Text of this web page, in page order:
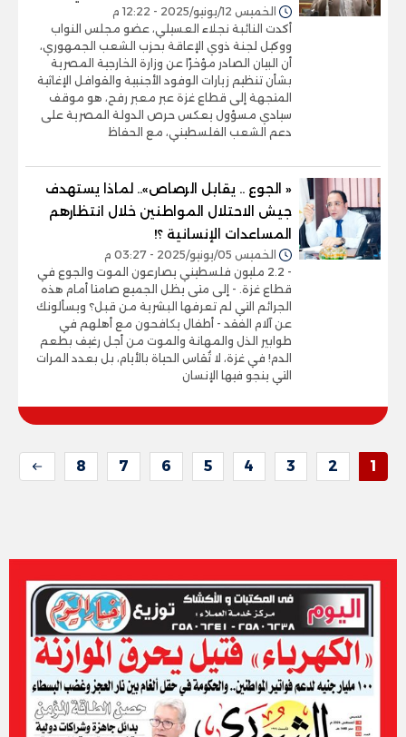
الخميس 12/يونيو/2025 - 12:22 م
أكدت النائبة نجلاء العسيلي، عضو مجلس النواب
ووكيل لجنة ذوي الإعاقة بحزب الشعب الجمهوري،
أن البيان الصادر مؤخرًا عن وزارة الخارجية المصرية
بشأن تنظيم زيارات الوفود الأجنبية والقوافل الإغاثية
المتجهة إلى قطاع غزة عبر معبر رفح، هو موقف
سيادي مسؤول يعكس حرص الدولة المصرية على
دعم الشعب الفلسطيني، مع الحفاظ
« الجوع .. يقابل الرصاص».. لماذا يستهدف
جيش الاحتلال المواطنين خلال انتظارهم
المساعدات الإنسانية ؟!
الخميس 05/يونيو/2025 - 03:27 م
- 2.2 مليون فلسطيني يصارعون الموت والجوع في
قطاع غزة. - إلى متى يظل الجميع صامتا أمام هذه
الجرائم التي لم تعرفها البشرية من قبل؟ ويسألونك
عن آلام الفقد - أطفال يكافحون مع أهلهم في
طوابير الذل والمهانة والموت من أجل رغيف بطعم
الدم! في غزة، لا تُقاس الحياة بالأيام، بل بعدد المرات
التي ينجو فيها الإنسان
1
2
3
4
5
6
7
8